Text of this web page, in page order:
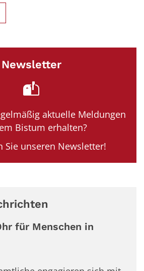
Newsletter
aktuelle Meldungen
Bistum erhalten?
Sie unseren Newsletter!
für Menschen in